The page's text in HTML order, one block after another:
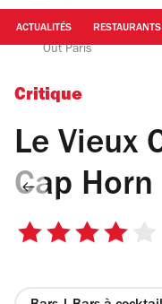
ACTUALITÉSLe Vieux comptoir du
Out Paris
Critique
Le Vieux
Cap Horn
4